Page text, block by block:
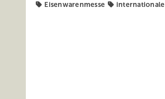
Eisenwarenmesse internationale